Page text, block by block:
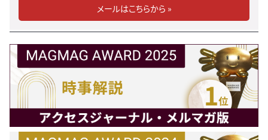
メールはこちらから »